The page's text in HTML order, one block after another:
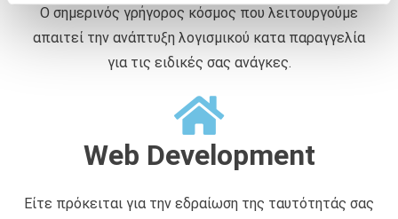
Ο σημερινός γρήγορος κόσμος που λειτουργούμε
απαιτεί την ανάπτυξη λογισμικού κατα παραγγελία
για τις ειδικές σας ανάγκες.
Web Development
Είτε πρόκειται για την εδραίωση της ταυτότητάς σας